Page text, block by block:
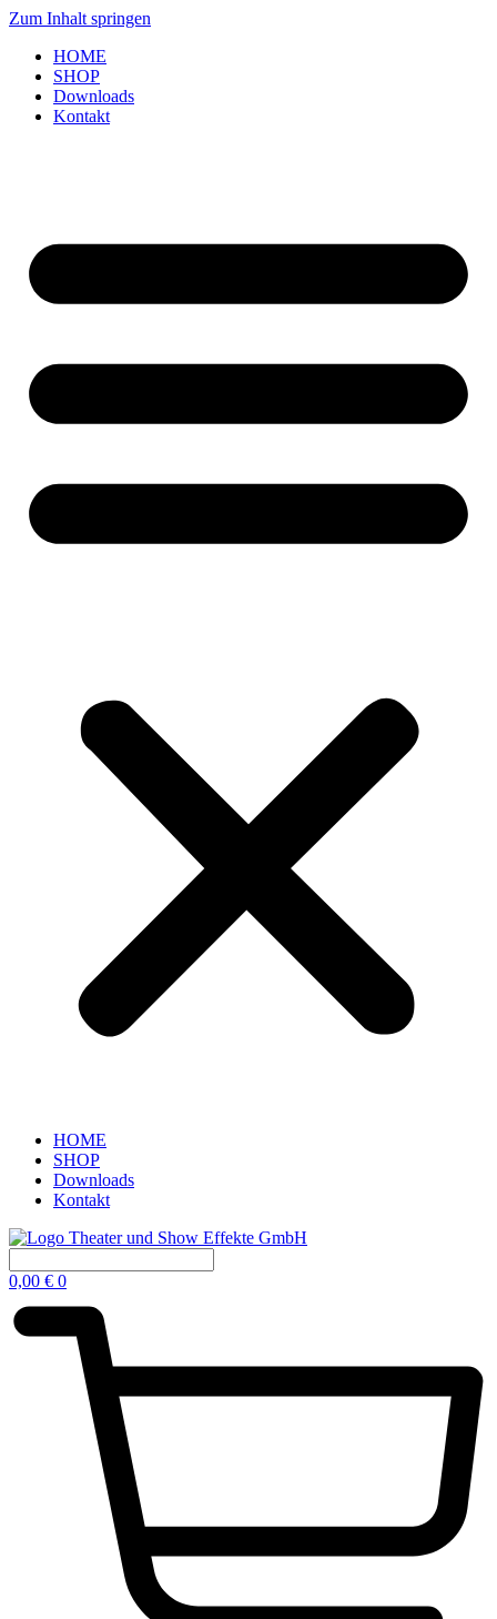
Zum Inhalt springen
HOME
SHOP
Downloads
Kontakt
HOME
SHOP
Downloads
Kontakt
0,00 € 0